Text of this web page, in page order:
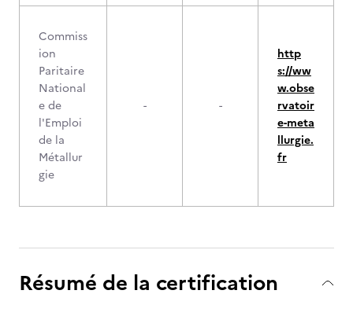
Commiss
ion
Paritaire
National
e de
l'Emploi
de la
Métallur
gie
- -
http
s://ww
w.obse
rvatoir
e-meta
llurgie.
fr
Résumé de la certification